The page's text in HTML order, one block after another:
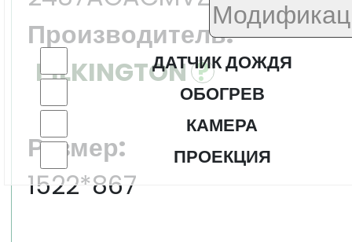
ДАТЧИК ДОЖДЯ
ОБОГРЕВ
КАМЕРА
ПРОЕКЦИЯ
Производитель:
PILKINGTON
Размер:
1522*867